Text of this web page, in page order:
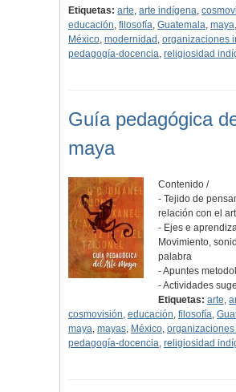
Etiquetas: arte, arte indígena,
educación, filosofía, Guatemala, maya,
México, modernidad , organizaciones
pedagogía-docencia, religiosidad
Guía pedagógica
maya
Contenido /
- Tejido de
relación con el
- Ejes e
Movimiento,
palabra
- Apuntes
- Actividades
Etiquetas: arte,
cosmovisión, educación, filosofía,
maya, mayas, México,
pedagogía-docencia, religiosidad